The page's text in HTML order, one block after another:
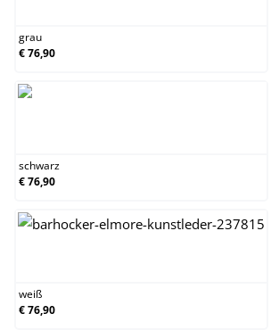
grau
€ 76,90
schwarz
€ 76,90
weiß
€ 76,90